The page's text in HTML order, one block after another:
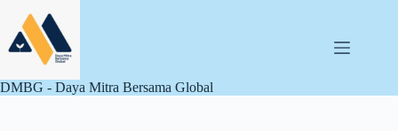
content
DMBG - Daya Mitra Bersama Global